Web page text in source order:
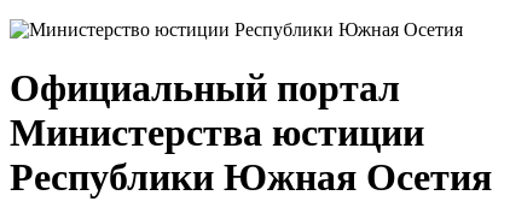
Официальный портал
Министерства юстиции
Республики Южная Осетия